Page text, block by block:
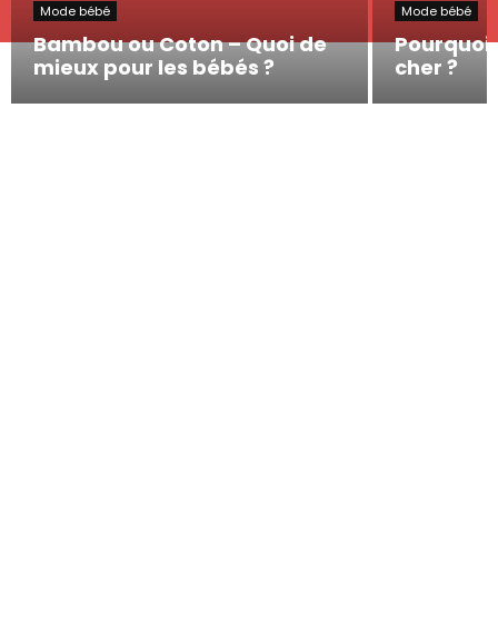
Mode bébé
Bambou ou Coton – Quoi de
mieux pour les bébés ?
Mode bébé
Pourquoi
cher ?